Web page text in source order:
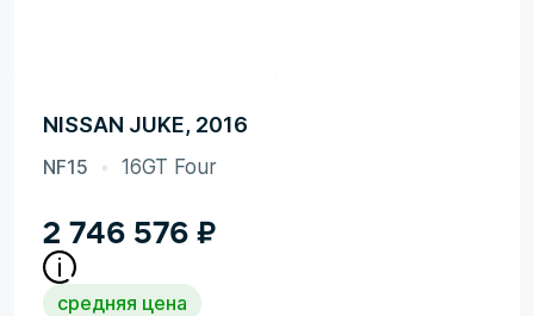
NISSAN JUKE, 2016
NF15 16GT Four
2 746 576 ₽
средняя цена